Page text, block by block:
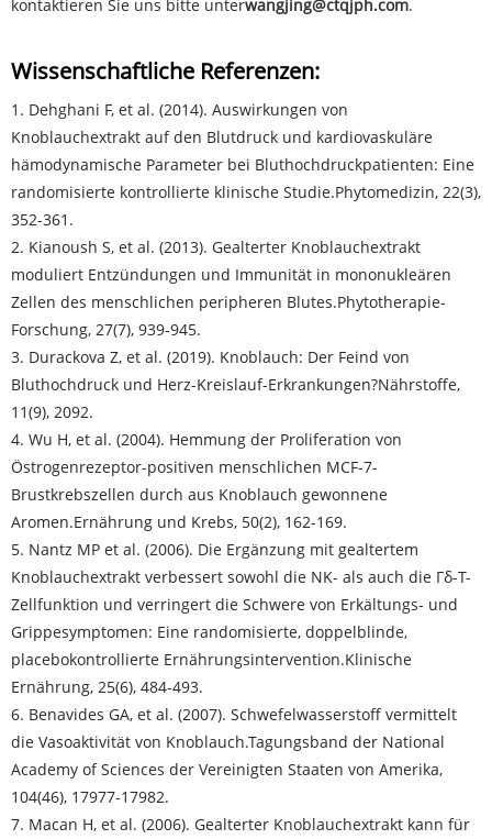
kontaktieren Sie uns bitte unterwangjing@ctqjph.com.
Wissenschaftliche Referenzen:
1. Dehghani F, et al. (2014). Auswirkungen von
Knoblauchextrakt auf den Blutdruck und kardiovaskuläre
hämodynamische Parameter bei Bluthochdruckpatienten: Eine
randomisierte kontrollierte klinische Studie.Phytomedizin, 22(3),
352-361.
2. Kianoush S, et al. (2013). Gealterter Knoblauchextrakt
moduliert Entzündungen und Immunität in mononukleären
Zellen des menschlichen peripheren Blutes.Phytotherapie-
Forschung, 27(7), 939-945.
3. Durackova Z, et al. (2019). Knoblauch: Der Feind von
Bluthochdruck und Herz-Kreislauf-Erkrankungen?Nährstoffe,
11(9), 2092.
4. Wu H, et al. (2004). Hemmung der Proliferation von
Östrogenrezeptor-positiven menschlichen MCF-7-
Brustkrebszellen durch aus Knoblauch gewonnene
Aromen.Ernährung und Krebs, 50(2), 162-169.
5. Nantz MP et al. (2006). Die Ergänzung mit gealtertem
Knoblauchextrakt verbessert sowohl die NK- als auch die Γδ-T-
Zellfunktion und verringert die Schwere von Erkältungs- und
Grippesymptomen: Eine randomisierte, doppelblinde,
placebokontrollierte Ernährungsintervention.Klinische
Ernährung, 25(6), 484-493.
6. Benavides GA, et al. (2007). Schwefelwasserstoff vermittelt
die Vasoaktivität von Knoblauch.Tagungsband der National
Academy of Sciences der Vereinigten Staaten von Amerika,
104(46), 17977-17982.
7. Macan H, et al. (2006). Gealterter Knoblauchextrakt kann für